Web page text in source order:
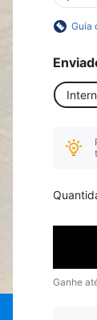
Guia
Ganhe